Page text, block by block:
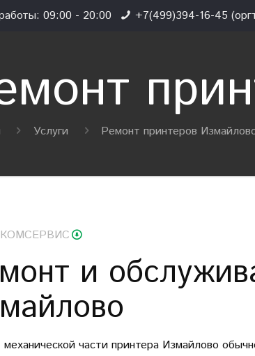
09:00 - 20:00 +7(499)394-16-45
Услуги Ремонт принтеров
и
части принтера Измайлово